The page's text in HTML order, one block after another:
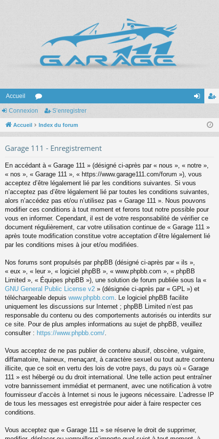
Accueil
or
u nr
Connexion S’enregistrer
Accueil Index du forum
Garage 111 - Enregistrement
En accédant à « Garage 111 » (désigné ci-après par « nous », « notre »,
« nos », « Garage 111 », « https://www.garage111.com/forum »), vous
acceptez d’être légalement lié par les conditions suivantes. Si vous
n’acceptez pas d’être légalement lié par toutes les conditions suivantes,
alors n’accédez pas et/ou n’utilisez pas « Garage 111 ». Nous pouvons
modifier ces conditions à tout moment et ferons tout notre possible pour
vous en informer. Cependant, il est de votre responsabilité de vérifier ce
document régulièrement, car votre utilisation continue de « Garage 111 »
après toute modification constitue votre acceptation d’être légalement lié
par les conditions mises à jour et/ou modifiées.
Nos forums sont propulsés par phpBB (désigné ci-après par « ils »,
« eux », « leur », « logiciel phpBB », « www.phpbb.com », « phpBB
Limited », « Équipes phpBB »), une solution de forum publiée sous la «
GNU General Public License v2 » (désignée ci-après par « GPL ») et
téléchargeable depuis www.phpbb.com . Le logiciel phpBB facilite
uniquement les discussions sur Internet ; phpBB Limited n’est pas
responsable du contenu ou des comportements autorisés ou interdits sur
ce site. Pour de plus amples informations au sujet de phpBB, veuillez
consulter : https://www.phpbb.com/
Vous acceptez de ne pas publier de contenu abusif, obscène, vulgaire,
diffamatoire, haineux, menaçant, à caractère sexuel ou tout autre contenu
illicite, que ce soit en vertu des lois de votre pays, du pays où « Garage
111 » est hébergé ou du droit international. Une telle action peut entraîner
votre bannissement immédiat et permanent, avec une notification à votre
fournisseur d’accès à Internet si nous le jugeons nécessaire. L’adresse IP
de tous les messages est enregistrée pour aider à faire respecter ces
conditions.
Vous acceptez que « Garage 111 » se réserve le droit de supprimer,